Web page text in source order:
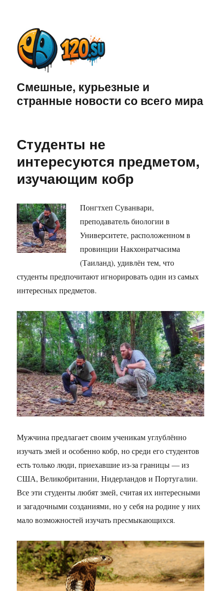
Смешные, курьезные и
странные новости со всего мира
Студенты не
интересуются предметом,
изучающим кобр
Понгтхеп Суванвари,
преподаватель биологии в
Университете, расположенном в
провинции Накхонратчасима
(Таиланд), удивлён тем, что
студенты предпочитают игнорировать один из самых
интересных предметов.
Мужчина предлагает своим ученикам углублённо
изучать змей и особенно кобр, но среди его студентов
есть только люди, приехавшие из-за границы — из
США, Великобритании, Нидерландов и Португалии.
Все эти студенты любят змей, считая их интересными
и загадочными созданиями, но у себя на родине у них
мало возможностей изучать пресмыкающихся.